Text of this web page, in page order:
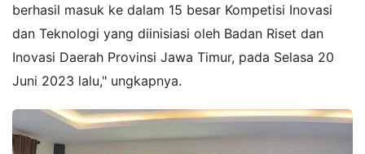
berhasil masuk ke dalam 15 besar Kompetisi Inovasi
dan Teknologi yang diinisiasi oleh Badan Riset dan
Inovasi Daerah Provinsi Jawa Timur, pada Selasa 20
Juni 2023 lalu," ungkapnya.